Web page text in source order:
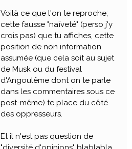
Voilà ce que l'on te reproche;
cette fausse "naïveté" (perso j'y
crois pas) que tu affiches, cette
position de non information
assumée (que cela soit au sujet
de Musk ou du festival
d'Angoulême dont on te parle
dans les commentaires sous ce
post-même) te place du côté
des oppresseurs.
Et il n'est pas question de